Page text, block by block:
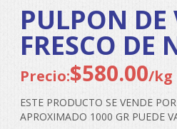
PULPON DE
FRESCO DE
Precio:$580.00/kg
ESTE PRODUCTO SE VENDE
APROXIMADO 1000 GR PUEDE